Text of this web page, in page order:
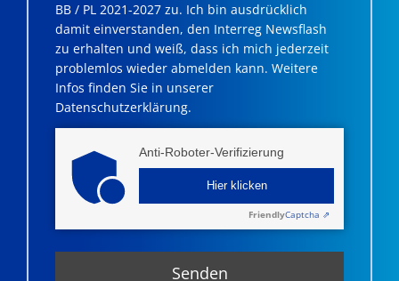
BB / PL 2021-2027 zu. Ich bin ausdrücklich
damit einverstanden, den Interreg Newsflash
zu erhalten und weiß, dass ich mich jederzeit
problemlos wieder abmelden kann. Weitere
Infos finden Sie in unserer
Datenschutzerklärung.
Anti-Roboter-Verifizierung
Hier klicken
FriendlyCaptcha ⇗